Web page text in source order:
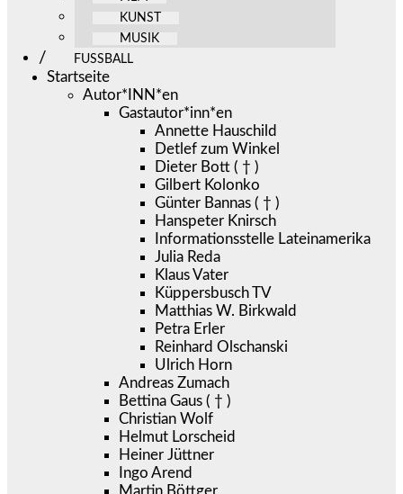
KUNST
MUSIK
FUSSBALL
Startseite
Autor*INN*en
Gastautor*inn*en
Annette Hauschild
Detlef zum Winkel
Dieter Bott ( † )
Gilbert Kolonko
Günter Bannas ( † )
Hanspeter Knirsch
Informationsstelle Lateinamerika
Julia Reda
Klaus Vater
Küppersbusch TV
Matthias W. Birkwald
Petra Erler
Reinhard Olschanski
Ulrich Horn
Andreas Zumach
Bettina Gaus ( † )
Christian Wolf
Helmut Lorscheid
Heiner Jüttner
Ingo Arend
Martin Böttger